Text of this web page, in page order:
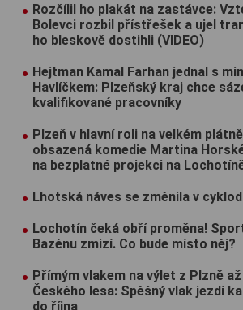
Rozčílil ho plakát na zastávce:
Bolevci rozbil přístřešek a ujel
ho bleskově dostihli (VIDEO)
Hejtman Kamal Farhan jednal s
Havlíčkem: Plzeňský kraj chce
kvalifikované pracovníky
Plzeň v hlavní roli na velkém
obsazená komedie Martina
na bezplatné projekci na
Lhotská náves se změnila v
Lochotín čeká obří proměna!
Bazénu zmizí. Co bude místo něj?
Přímým vlakem na výlet z Plzně
Českého lesa: Spěšný vlak jezdí
do října